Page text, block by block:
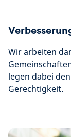
Wir arbeiten
legen dabei
Gerechtigkeit.